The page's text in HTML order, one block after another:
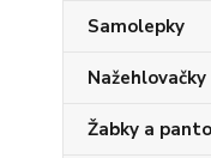
Samolepky
Nažehlovačky
Žabky a